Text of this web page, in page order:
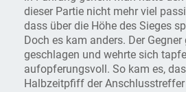
dieser Partie nicht mehr viel
dass über die Höhe des Sieges
Doch es kam anders. Der
geschlagen und wehrte sich
aufopferungsvoll. So kam es,
Halbzeitpfiff der